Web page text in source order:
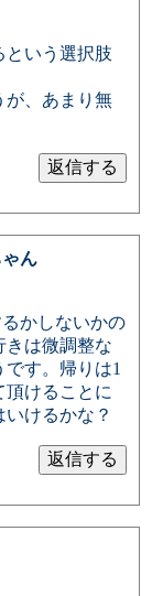
という選択肢
が、あまり無
ん
かしないかの
きは微調整な
す。帰りは1
けることに
けるかな？